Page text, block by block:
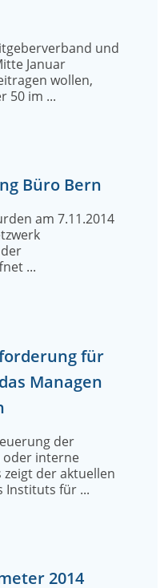
und
Januar
wollen,
50 im ...
Büro Bern
am 7.11.2014
...
für
Managen
der
interne
der aktuellen
Instituts für ...
2014